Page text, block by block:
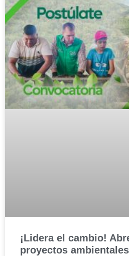
¡Lidera el cambio!
proyectos ambientales